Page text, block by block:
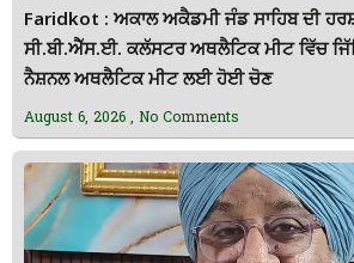
Faridkot : ਅਕਾਲ ਅਕੈਡਮੀ ਜੰਡ ਸਾਹਿਬ ਦੀ
ਸੀ.ਬੀ.ਐੱਸ.ਈ. ਕਲੱਸਟਰ ਅਥਲੈਟਿਕ ਮੀਟ ਵਿੱਚ
ਨੈਸ਼ਨਲ ਅਥਲੈਟਿਕ ਮੀਟ ਲਈ ਹੋਈ ਚੋਣ
August 6, 2026 No Comments